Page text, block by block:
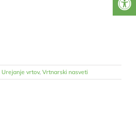
Urejanje vrtov, Vrtnarski nasveti